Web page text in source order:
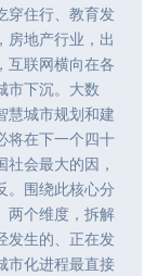
穿住行、教育发
房地产行业，出
互联网横向在各
市下沉。大数
慧城市规划和建
将在下一个四十
会最大的因，
。围绕此核心分
两个维度，拆解
发生的、正在发
市化进程最直接